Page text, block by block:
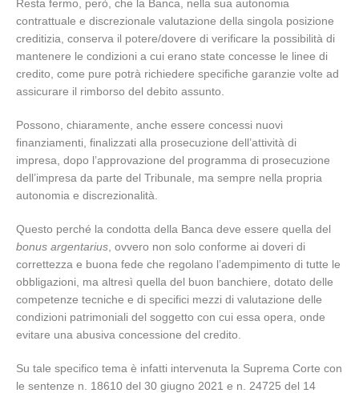
Resta fermo, però, che la Banca, nella sua autonomia
contrattuale e discrezionale valutazione della singola posizione
creditizia, conserva il potere/dovere di verificare la possibilità di
mantenere le condizioni a cui erano state concesse le linee di
credito, come pure potrà richiedere specifiche garanzie volte ad
assicurare il rimborso del debito assunto.
Possono, chiaramente, anche essere concessi nuovi
finanziamenti, finalizzati alla prosecuzione dell’attività di
impresa, dopo l’approvazione del programma di prosecuzione
dell’impresa da parte del Tribunale, ma sempre nella propria
autonomia e discrezionalità.
Questo perché la condotta della Banca deve essere quella del
bonus argentarius , ovvero non solo conforme ai doveri di
correttezza e buona fede che regolano l’adempimento di tutte le
obbligazioni, ma altresì quella del buon banchiere, dotato delle
competenze tecniche e di specifici mezzi di valutazione delle
condizioni patrimoniali del soggetto con cui essa opera, onde
evitare una abusiva concessione del credito.
Su tale specifico tema è infatti intervenuta la Suprema Corte con
le sentenze n. 18610 del 30 giugno 2021 e n. 24725 del 14